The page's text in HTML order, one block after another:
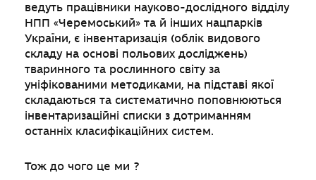
ведуть працівники науково-дослідного відділу
НПП «Черемоський» та й інших нацпарків
України, є інвентаризація (облік видового
складу на основі польових досліджень)
тваринного та рослинного світу за
уніфікованими методиками, на підставі якої
складаються та систематично поповнюються
інвентаризаційні списки з дотриманням
останніх класифікаційних систем.
Тож до чого це ми ?